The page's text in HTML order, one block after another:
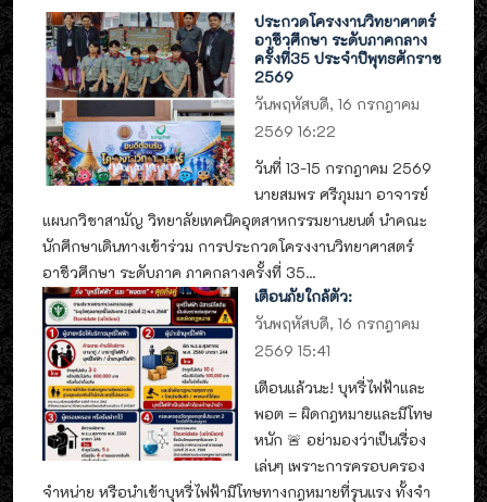
ประกวดโครงงานวิทยาศาตร์
อาชีวศึกษา ระดับภาคกลาง
ครั้งที่35 ประจำปีพุทธศักราช
2569
วันพฤหัสบดี, 16 กรกฎาคม
2569 16:22
วันที่ 13-15 กรกฎาคม 2569
นายสมพร ศรีภุมมา อาจารย์
แผนกวิชาสามัญ วิทยาลัยเทคนิคอุตสาหกรรมยานยนต์ นำคณะ
นักศึกษาเดินทางเข้าร่วม การประกวดโครงงานวิทยาศาสตร์
อาชีวศึกษา ระดับภาค ภาคกลางครั้งที่ 35...
เตือนภัยใกล้ตัว:
วันพฤหัสบดี, 16 กรกฎาคม
2569 15:41
เตือนแล้วนะ! บุหรี่ไฟฟ้าและ
พอต = ผิดกฎหมายและมีโทษ
หนัก 🚨 อย่ามองว่าเป็นเรื่อง
เล่นๆ เพราะการครอบครอง
จำหน่าย หรือนำเข้าบุหรี่ไฟฟ้ามีโทษทางกฎหมายที่รุนแรง ทั้งจำ